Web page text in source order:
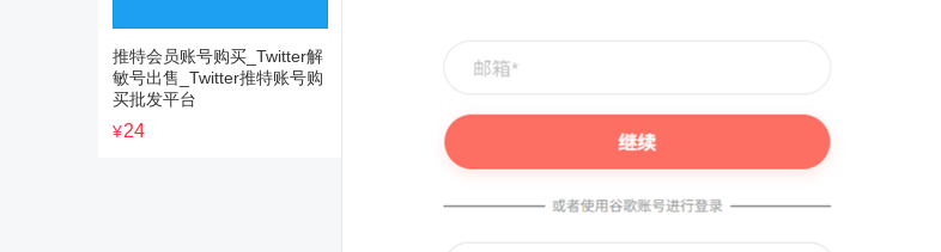
推特会员账号购买_Twitter解
敏号出售_Twitter推特账号购
买批发平台
¥24